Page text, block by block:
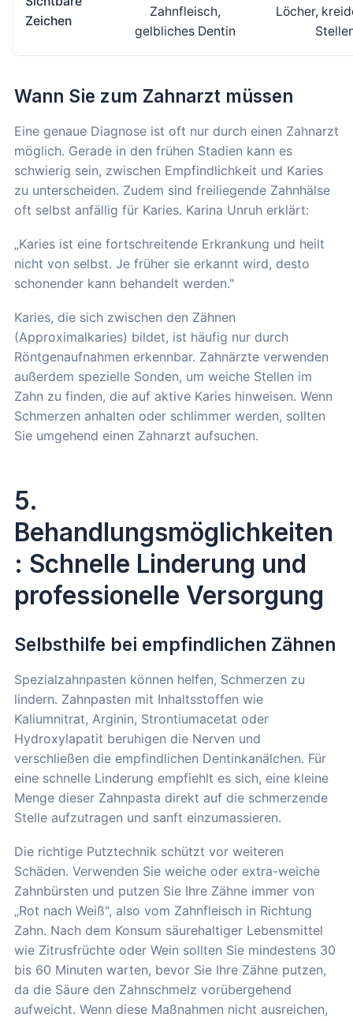
Zeichen
Zahnfleisch,
gelbliches Dentin
Löcher,
Wann Sie zum Zahnarzt müssen
Eine genaue Diagnose ist oft nur durch einen Zahnarzt
möglich. Gerade in den frühen Stadien kann es
schwierig sein, zwischen Empfindlichkeit und Karies
zu unterscheiden. Zudem sind freiliegende Zahnhälse
oft selbst anfällig für Karies. Karina Unruh erklärt:
„Karies ist eine fortschreitende Erkrankung und heilt
nicht von selbst. Je früher sie erkannt wird, desto
schonender kann behandelt werden."
Karies, die sich zwischen den Zähnen
(Approximalkaries) bildet, ist häufig nur durch
Röntgenaufnahmen erkennbar. Zahnärzte verwenden
außerdem spezielle Sonden, um weiche Stellen im
Zahn zu finden, die auf aktive Karies hinweisen. Wenn
Schmerzen anhalten oder schlimmer werden, sollten
Sie umgehend einen Zahnarzt aufsuchen.
5.
Behandlungsmöglichkeiten
: Schnelle Linderung und
professionelle Versorgung
Selbsthilfe bei empfindlichen Zähnen
Spezialzahnpasten können helfen, Schmerzen zu
lindern. Zahnpasten mit Inhaltsstoffen wie
Kaliumnitrat, Arginin, Strontiumacetat oder
Hydroxylapatit beruhigen die Nerven und
verschließen die empfindlichen Dentinkanälchen. Für
eine schnelle Linderung empfiehlt es sich, eine kleine
Menge dieser Zahnpasta direkt auf die schmerzende
Stelle aufzutragen und sanft einzumassieren.
Die richtige Putztechnik schützt vor weiteren
Schäden. Verwenden Sie weiche oder extra-weiche
Zahnbürsten und putzen Sie Ihre Zähne immer von
„Rot nach Weiß", also vom Zahnfleisch in Richtung
Zahn. Nach dem Konsum säurehaltiger Lebensmittel
wie Zitrusfrüchte oder Wein sollten Sie mindestens 30
bis 60 Minuten warten, bevor Sie Ihre Zähne putzen,
da die Säure den Zahnschmelz vorübergehend
aufweicht. Wenn diese Maßnahmen nicht ausreichen,